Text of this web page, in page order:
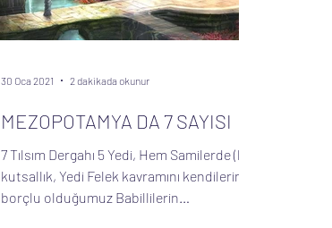
MEZOPOTAMYA DA 7 SAYISI
7 Tılsım Dergahı 5 Yedi, Hem Samilerde (bu
kutsallık, Yedi Felek kavramını kendilerine
borçlu olduğumuz Babillilerin
30 Oca 2021 2 dakikada okunur